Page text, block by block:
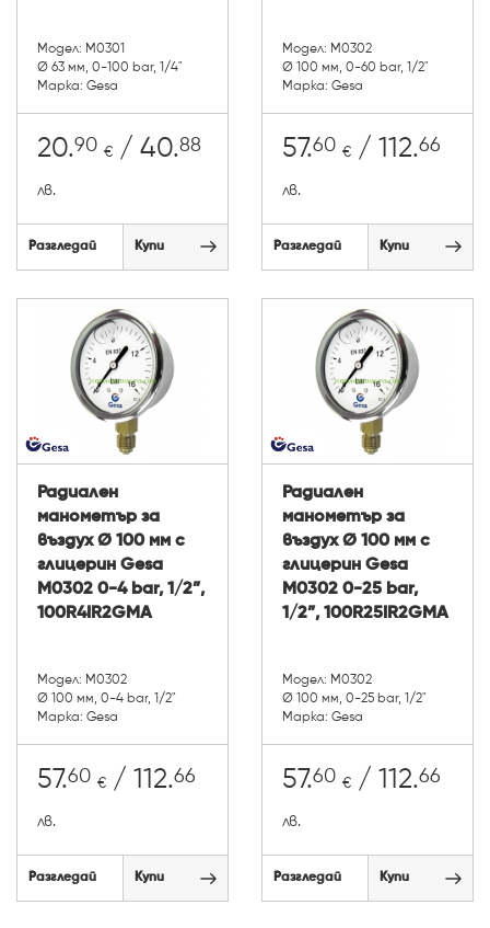
Модел: М0301
Ø 63 мм, 0-100 bar, 1/4"
Марка: Gesa
20.90 € / 40.88
лв.
Разгледай Купи
Модел: М0302
Ø 100 мм, 0-60 bar, 1/2"
Марка: Gesa
57.60 € / 112.66
лв.
Разгледай Купи
Радиален
манометър за
въздух Ø 100 мм с
глицерин Gesa
М0302 0-4 bar, 1/2”,
100R4IR2GMA
Модел: М0302
Ø 100 мм, 0-4 bar, 1/2"
Марка: Gesa
57.60 € / 112.66
лв.
Разгледай Купи
Радиален
манометър за
въздух Ø 100 мм с
глицерин Gesa
М0302 0-25 bar,
1/2”, 100R25IR2GMA
Модел: М0302
Ø 100 мм, 0-25 bar, 1/2"
Марка: Gesa
57.60 € / 112.66
лв.
Разгледай Купи